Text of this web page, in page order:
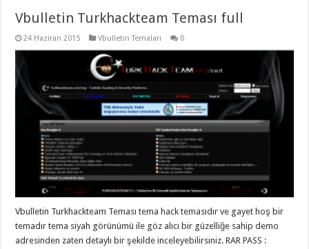
hilesi,
instagram
takipçi
Vbulletin Turkhackteam Teması full
24 Haziran 2015 Vbulletin Temaları 0
Vbulletin Turkhackteam Teması tema hack temasıdır ve gayet hoş bir
temadır tema siyah görünümü ile göz alıcı bir güzelliğe sahip demo
adresinden zaten detaylı bir şekilde inceleyebilirsiniz. RAR PASS :